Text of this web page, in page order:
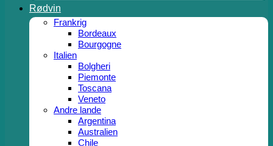
Rødvin
Frankrig
Bordeaux
Bourgogne
Italien
Bolgheri
Piemonte
Toscana
Veneto
Andre lande
Argentina
Australien
Chile